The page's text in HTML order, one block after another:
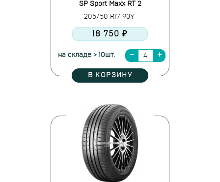
SP Sport Maxx RT 2
205/50 R17 93Y
18 750 ₽
на складе > 10шт.
В КОРЗИНУ